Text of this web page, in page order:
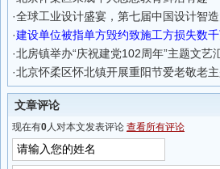
·全球工业设计盛宴，第七届中国设计智
·建设单位被指单方毁约致施工方损失数
·北房镇举办“庆祝建党102周年”主题文艺
·北京怀柔区怀北镇开展重阳节爱老敬老
文章评论
现在有0人对本文发表评论 查看所有评论